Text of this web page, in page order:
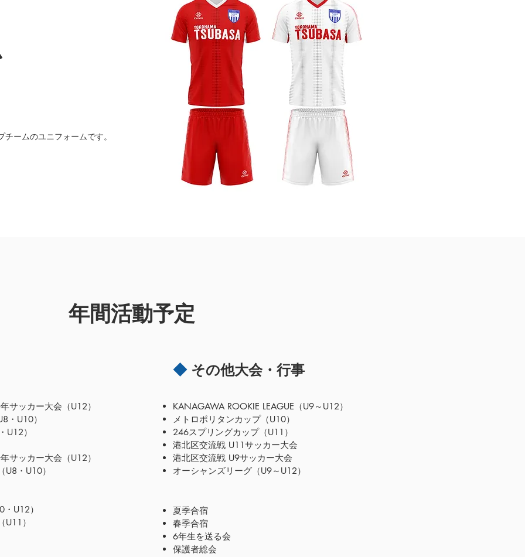
ームのユニフォームです。
年間活動予定
サッカー大会（U12）
・U10）
U12）
サッカー大会（U12）
・U10）
U12）
）
◆ その他大会・行事
KANAGAWA ROOKIE LEAGUE（U9～U12）
メトロポリタンカップ（U10）
246スプリングカップ（U11）
港北区交流戦 U11サッカー大会
港北区交流戦 U9サッカー大会
オーシャンズリーグ（U9～U12）
夏季合宿
春季合宿
6年生を送る会
保護者総会